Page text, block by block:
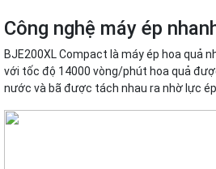
Công nghệ máy ép
BJE200XL Compact là máy ép hoa quả
với tốc độ 14000 vòng/phút hoa quả
nước và bã được tách nhau ra nhờ lực